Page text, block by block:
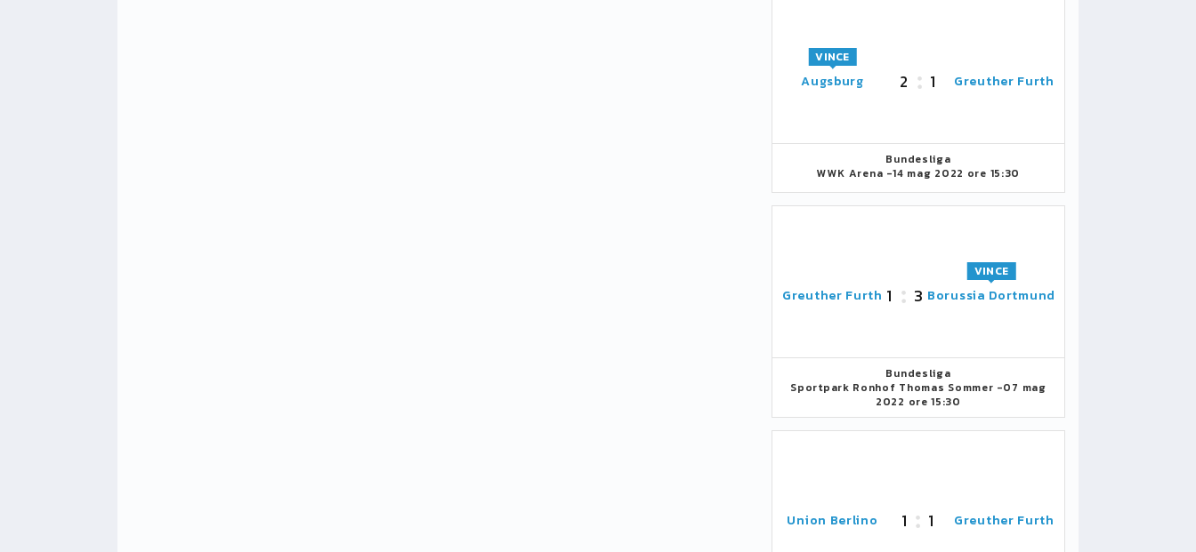
Augsburg
VINCE
2 1 Greuther Furth
Bundesliga
WWK Arena -14 mag 2022 ore 15:30
Greuther Furth 1 3 Borussia Dortmund
VINCE
Bundesliga
Sportpark Ronhof Thomas Sommer -07 mag
2022 ore 15:30
Union Berlino 1 1 Greuther Furth